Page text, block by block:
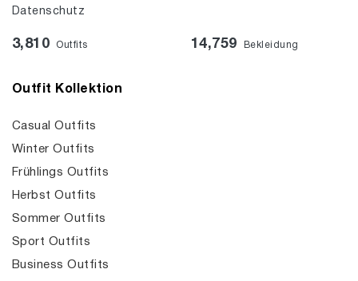
Datenschutz
3,810 Outfits 14,759 Bekleidung
Outfit Kollektion
Casual Outfits
Winter Outfits
Frühlings Outfits
Herbst Outfits
Sommer Outfits
Sport Outfits
Business Outfits